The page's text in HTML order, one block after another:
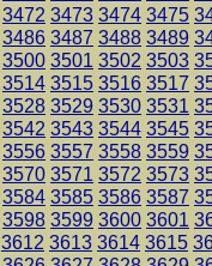
3472 3473 3474 3475
3486 3487 3488 3489
3500 3501 3502 3503
3514 3515 3516 3517
3528 3529 3530 3531
3542 3543 3544 3545
3556 3557 3558 3559
3570 3571 3572 3573
3584 3585 3586 3587
3598 3599 3600 3601
3612 3613 3614 3615